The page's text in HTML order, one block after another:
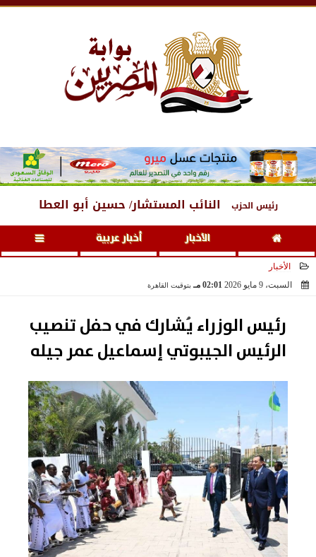
رئيس الحزب النائب المستشار/ حسين أبو العطا
الأخبار أخبار عربية
الأخبار
السبت، 9 مايو 2026
02:01 مـ بتوقيت القاهرة
رئيس الوزراء يُشارك في حفل تنصيب
الرئيس الجيبوتي إسماعيل عمر جيله